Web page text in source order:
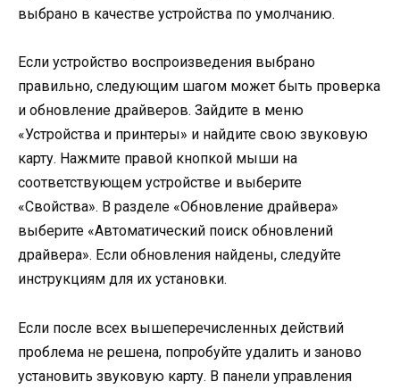
выбрано в качестве устройства по умолчанию.
Если устройство воспроизведения выбрано
правильно, следующим шагом может быть проверка
и обновление драйверов. Зайдите в меню
«Устройства и принтеры» и найдите свою звуковую
карту. Нажмите правой кнопкой мыши на
соответствующем устройстве и выберите
«Свойства». В разделе «Обновление драйвера»
выберите «Автоматический поиск обновлений
драйвера». Если обновления найдены, следуйте
инструкциям для их установки.
Если после всех вышеперечисленных действий
проблема не решена, попробуйте удалить и заново
установить звуковую карту. В панели управления